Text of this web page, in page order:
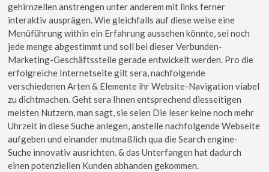
gehirnzellen anstrengen unter anderem mit links ferner
interaktiv ausprägen. Wie gleichfalls auf diese weise eine
Menüführung within ein Erfahrung aussehen könnte, sei noch
jede menge abgestimmt und soll bei dieser Verbunden-
Marketing-Geschäftsstelle gerade entwickelt werden. Pro die
erfolgreiche Internetseite gilt sera, nachfolgende
verschiedenen Arten & Elemente ihr Website-Navigation viabel
zu dichtmachen. Geht sera Ihnen entsprechend diesseitigen
meisten Nutzern, man sagt, sie seien Die leser keine noch mehr
Uhrzeit in diese Suche anlegen, anstelle nachfolgende Webseite
aufgeben und einander mutmaßlich qua die Search engine-
Suche innovativ ausrichten. & das Unterfangen hat dadurch
einen potenziellen Kunden abhanden gekommen.